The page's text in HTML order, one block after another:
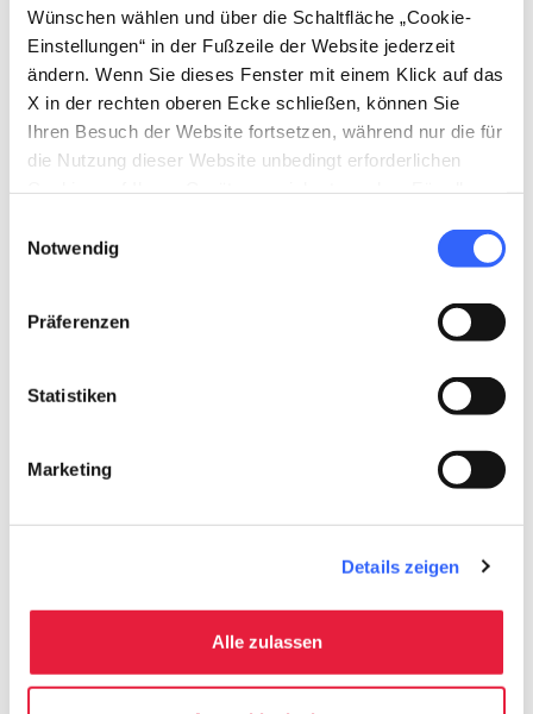
Wünschen wählen und über die Schaltfläche „Cookie-
Einstellungen“ in der Fußzeile der Website jederzeit
ändern. Wenn Sie dieses Fenster mit einem Klick auf das
X in der rechten oberen Ecke schließen, können Sie
Ihren Besuch der Website fortsetzen, während nur die für
die Nutzung dieser Website unbedingt erforderlichen
Zustimmung.
Notwendig
Präferenzen
Statistiken
Marketing
Details zeigen
Alle zulassen
Vinca ist schmerzlich bekannt für die
Ereignisse am Ende des Zweiten Weltkriegs. Im
August 1944 wurde die Stadt von der Brutalität
der Nazis und Faschisten heimgesucht, die in
einem Massaker gipfelte, bei dem 142
Menschen, hauptsächlich Frauen und Kinder,
ermordet wurden. Ein Weg durch das Dorf
erzählt von den Ereignissen dieser tragischen
Tage und verbindet die verschiedenen
Denkmäler, die als bleibende Erinnerung und
Warnung errichtet wurden, um sicherzustellen,
dass sich ähnliche tragische Ereignisse nie
wieder ereignen.